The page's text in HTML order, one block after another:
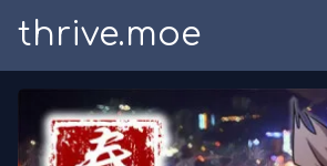
thrive.moe